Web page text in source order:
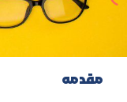
مقدمه